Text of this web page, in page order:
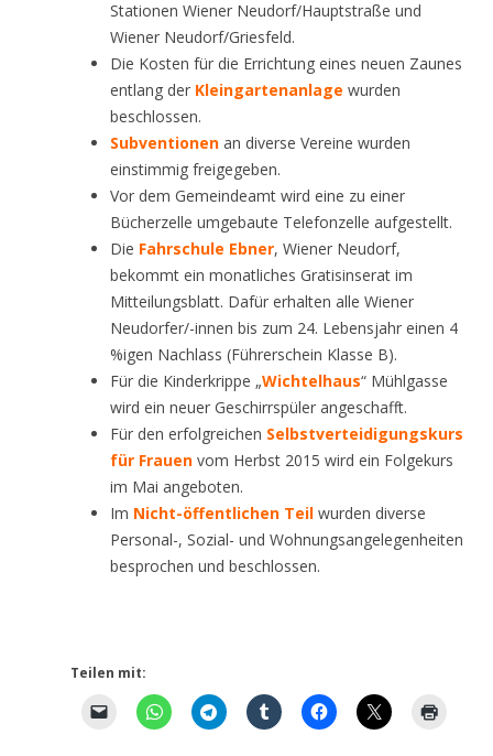
Stationen Wiener Neudorf/Hauptstraße und
Wiener Neudorf/Griesfeld.
Die Kosten für die Errichtung eines neuen Zaunes
entlang der Kleingartenanlage wurden
beschlossen.
Subventionen an diverse Vereine wurden
einstimmig freigegeben.
Vor dem Gemeindeamt wird eine zu einer
Bücherzelle umgebaute Telefonzelle aufgestellt.
Die Fahrschule Ebner, Wiener Neudorf,
bekommt ein monatliches Gratisinserat im
Mitteilungsblatt. Dafür erhalten alle Wiener
Neudorfer/-innen bis zum 24. Lebensjahr einen 4
%igen Nachlass (Führerschein Klasse B).
Für die Kinderkrippe „Wichtelhaus“ Mühlgasse
wird ein neuer Geschirrspüler angeschafft.
Für den erfolgreichen Selbstverteidigungskurs
für Frauen vom Herbst 2015 wird ein Folgekurs
im Mai angeboten.
Im Nicht-öffentlichen Teil wurden diverse
Personal-, Sozial- und Wohnungsangelegenheiten
besprochen und beschlossen.
Teilen mit: